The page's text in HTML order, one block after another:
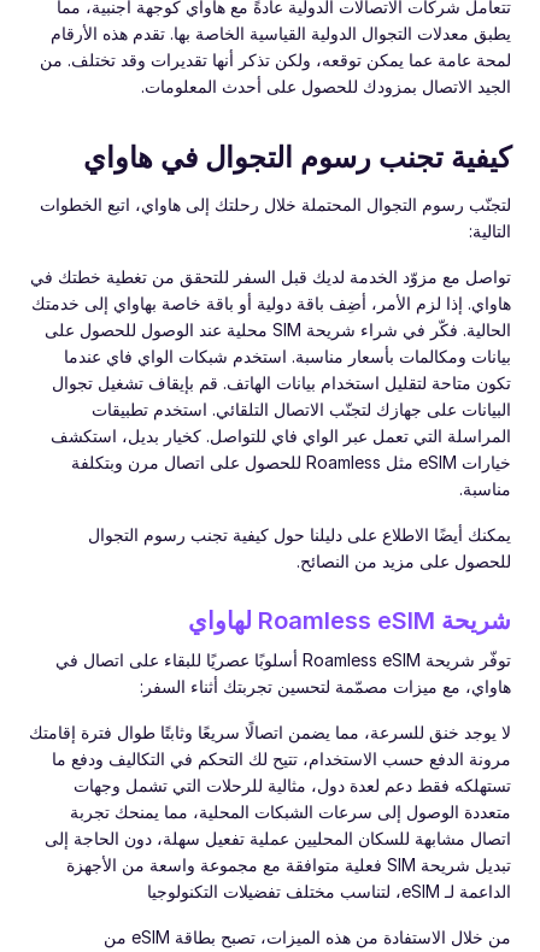
تتعامل شركات الاتصالات الدولية عادةً مع هاواي كوجهة أجنبية، مما
يطبق معدلات التجوال الدولية القياسية الخاصة بها. تقدم هذه الأرقام
لمحة عامة عما يمكن توقعه، ولكن تذكر أنها تقديرات وقد تختلف. من
الجيد الاتصال بمزودك للحصول على أحدث المعلومات.
كيفية تجنب رسوم التجوال في هاواي
لتجنّب رسوم التجوال المحتملة خلال رحلتك إلى هاواي، اتبع الخطوات
التالية:
تواصل مع مزوّد الخدمة لديك قبل السفر للتحقق من تغطية خطتك في
هاواي. إذا لزم الأمر، أضِف باقة دولية أو باقة خاصة بهاواي إلى خدمتك
الحالية. فكّر في شراء شريحة SIM محلية عند الوصول للحصول على
بيانات ومكالمات بأسعار مناسبة. استخدم شبكات الواي فاي عندما
تكون متاحة لتقليل استخدام بيانات الهاتف. قم بإيقاف تشغيل تجوال
البيانات على جهازك لتجنّب الاتصال التلقائي. استخدم تطبيقات
المراسلة التي تعمل عبر الواي فاي للتواصل. كخيار بديل، استكشف
خيارات eSIM مثل Roamless للحصول على اتصال مرن وبتكلفة
مناسبة.
يمكنك أيضًا الاطلاع على دليلنا حول كيفية تجنب رسوم التجوال
للحصول على مزيد من النصائح.
شريحة Roamless eSIM لهاواي
توفّر شريحة Roamless eSIM أسلوبًا عصريًا للبقاء على اتصال في
هاواي، مع ميزات مصمّمة لتحسين تجربتك أثناء السفر:
لا يوجد خنق للسرعة، مما يضمن اتصالًا سريعًا وثابتًا طوال فترة إقامتك
مرونة الدفع حسب الاستخدام، تتيح لك التحكم في التكاليف ودفع ما
تستهلكه فقط دعم لعدة دول، مثالية للرحلات التي تشمل وجهات
متعددة الوصول إلى سرعات الشبكات المحلية، مما يمنحك تجربة
اتصال مشابهة للسكان المحليين عملية تفعيل سهلة، دون الحاجة إلى
تبديل شريحة SIM فعلية متوافقة مع مجموعة واسعة من الأجهزة
الداعمة لـ eSIM، لتناسب مختلف تفضيلات التكنولوجيا
من خلال الاستفادة من هذه الميزات، تصبح بطاقة eSIM من